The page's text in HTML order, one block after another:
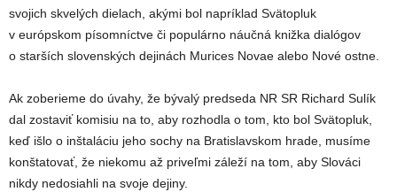
svojich skvelých dielach, akými bol napríklad Svätopluk
v európskom písomníctve či populárno náučná knižka dialógov
o starších slovenských dejinách Murices Novae alebo Nové ostne.
Ak zoberieme do úvahy, že bývalý predseda NR SR Richard Sulík
dal zostaviť komisiu na to, aby rozhodla o tom, kto bol Svätopluk,
keď išlo o inštaláciu jeho sochy na Bratislavskom hrade, musíme
konštatovať, že niekomu až priveľmi záleží na tom, aby Slováci
nikdy nedosiahli na svoje dejiny.